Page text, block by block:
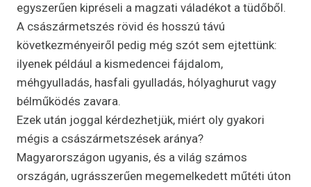
egyszerűen kipréseli a magzati váladékot a tüdőből.
A császármetszés rövid és hosszú távú
következményeiről pedig még szót sem ejtettünk:
ilyenek például a kismedencei fájdalom,
méhgyulladás, hasfali gyulladás, hólyaghurut vagy
bélműködés zavara.
Ezek után joggal kérdezhetjük, miért oly gyakori
mégis a császármetszések aránya?
Magyarországon ugyanis, és a világ számos
országán, ugrásszerűen megemelkedett műtéti úton